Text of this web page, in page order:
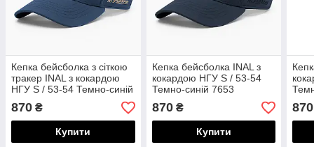
Кепка бейсболка з сіткою
тракер INAL з кокардою
НГУ S / 53-54 Темно-синій
116853
870 ₴
Купити
Кепка бейсболка INAL з
кокардою НГУ S / 53-54
Темно-синій 7653
870₴
Купити
870